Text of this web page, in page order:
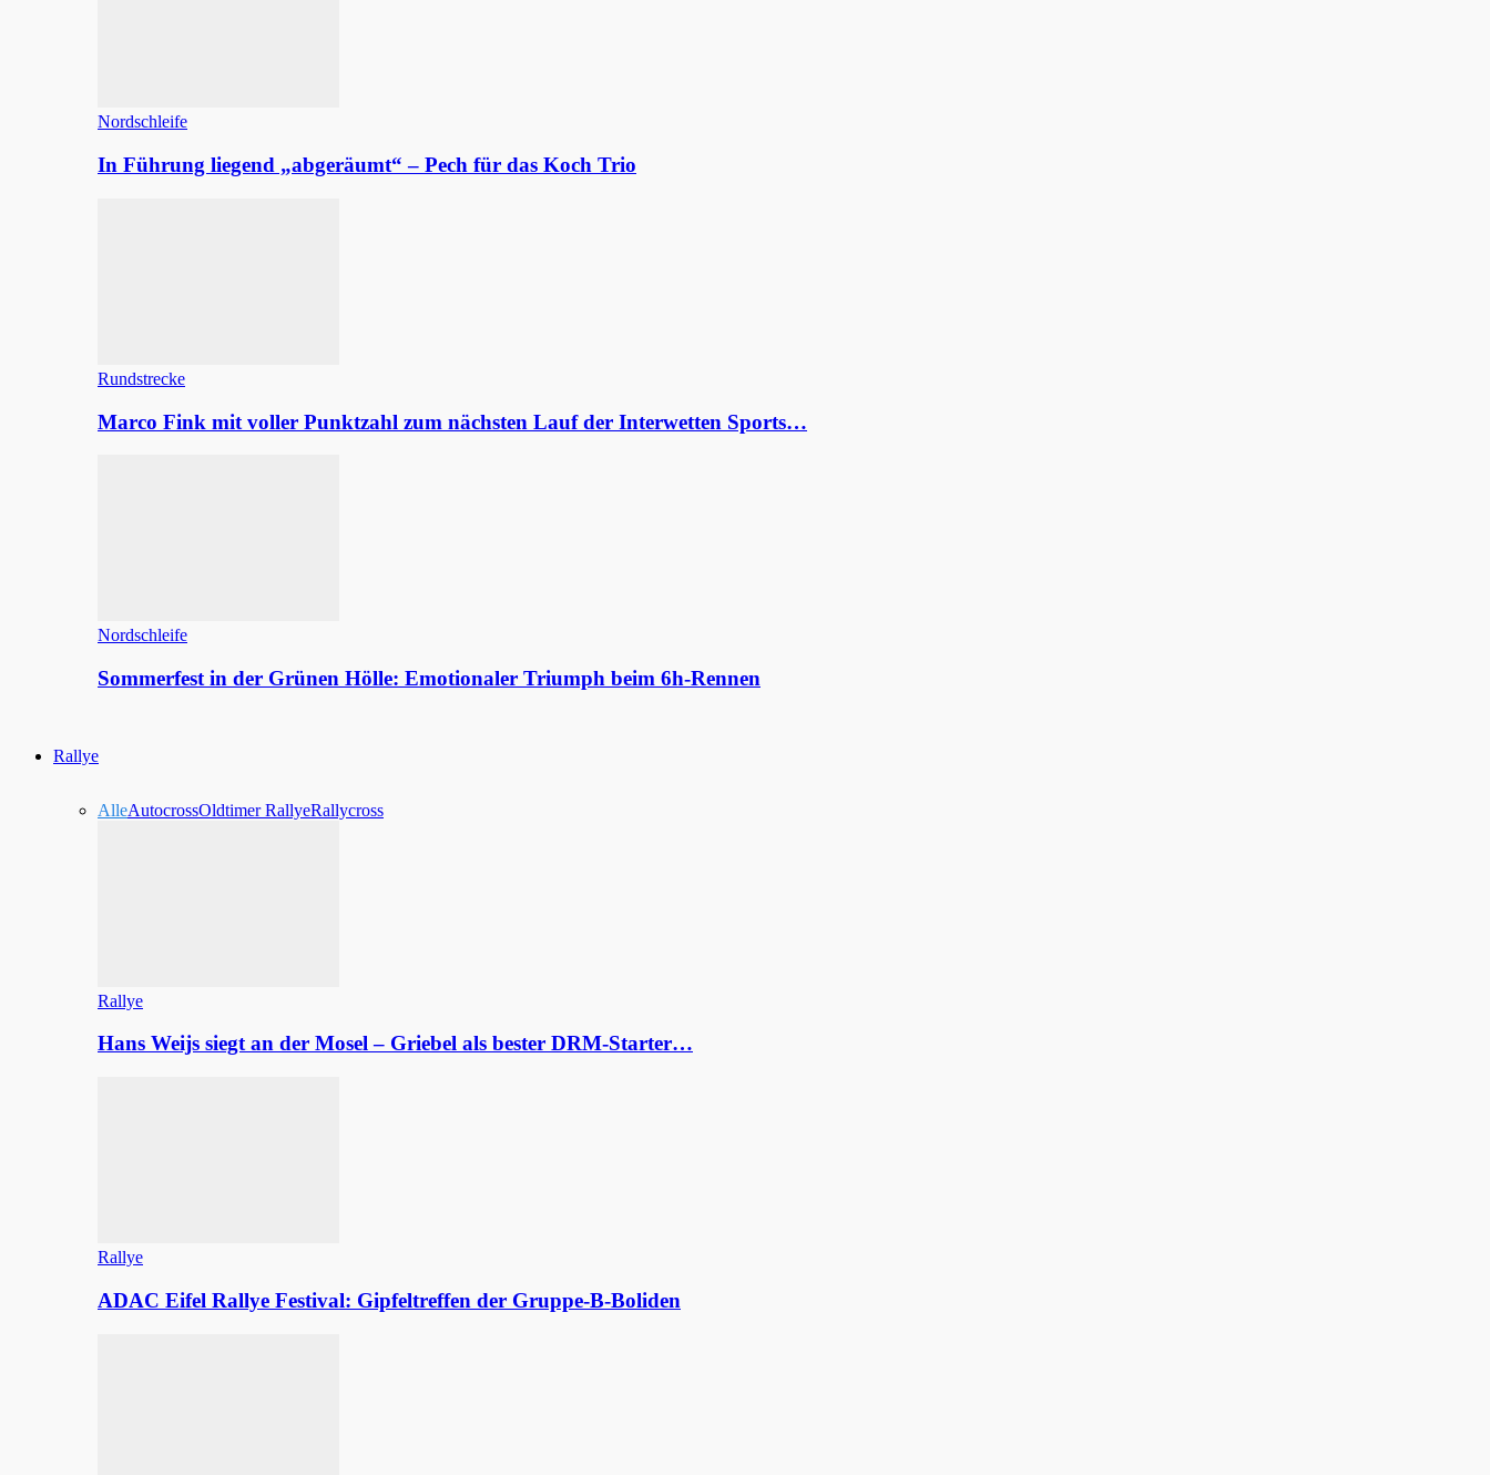
Nordschleife
In Führung liegend „abgeräumt“ – Pech für das Koch Trio
Rundstrecke
Marco Fink mit voller Punktzahl zum nächsten Lauf der Interwetten Sports…
Nordschleife
Sommerfest in der Grünen Hölle: Emotionaler Triumph beim 6h-Rennen
Rallye
AlleAutocrossOldtimer RallyeRallycross
Rallye
Hans Weijs siegt an der Mosel – Griebel als bester DRM-Starter…
Rallye
ADAC Eifel Rallye Festival: Gipfeltreffen der Gruppe-B-Boliden